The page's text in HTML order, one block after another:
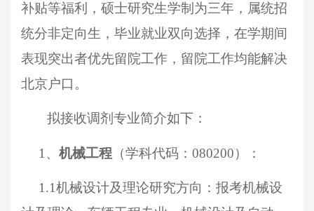
补贴等福利，硕士研究生学制为三年，属统招
统分非定向生，毕业就业双向选择，在学期间
表现突出者优先留院工作 ， 留院工作均能解决
北京户口 。
拟接收调剂专业简介如下：
1、 机械工程（学科代码： 080200）：
1.1机械设计及理论研究方向：报考机械设